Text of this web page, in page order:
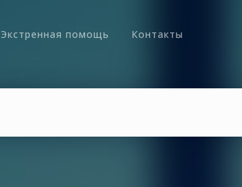
Экстренная помощь Контакты